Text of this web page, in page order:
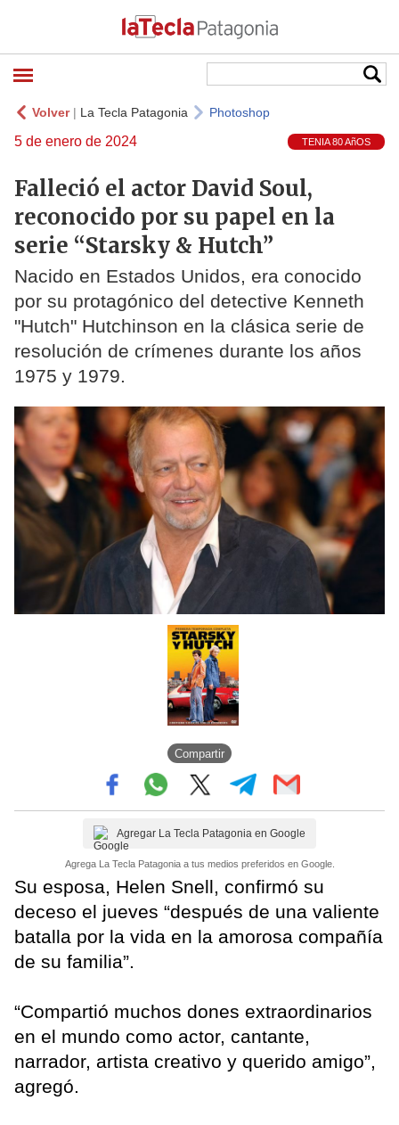
Volver| La Tecla Patagonia Photoshop
5 de enero de 2024 TENIA 80 AñOS
Falleció el actor David Soul,
reconocido por su papel en la
serie “Starsky & Hutch”
Nacido en Estados Unidos, era conocido
por su protagónico del detective Kenneth
"Hutch" Hutchinson en la clásica serie de
resolución de crímenes durante los años
1975 y 1979.
Compartir
Agregar La Tecla Patagonia en Google
Agrega La Tecla Patagonia a tus medios preferidos en Google.
Su esposa, Helen Snell, confirmó su
deceso el jueves “después de una valiente
batalla por la vida en la amorosa compañía
de su familia”.
“Compartió muchos dones extraordinarios
en el mundo como actor, cantante,
narrador, artista creativo y querido amigo”,
agregó.